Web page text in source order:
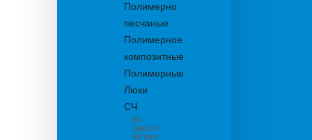
Полимерно
песчаные
Полимерное
композитные
Полимерные
Люки
СЧ
Из
серого
чугуна